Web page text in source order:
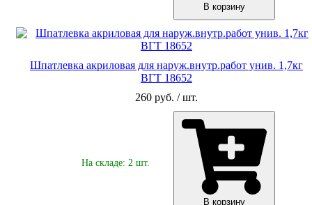
В корзину
Шпатлевка акриловая для наруж.внутр.работ унив. 1,7кг
ВГТ 18652
260 руб. / шт.
На складе: 2 шт.
В корзину